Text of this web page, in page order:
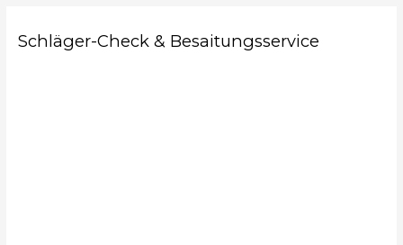
Schläger-Check & Besaitungsservice